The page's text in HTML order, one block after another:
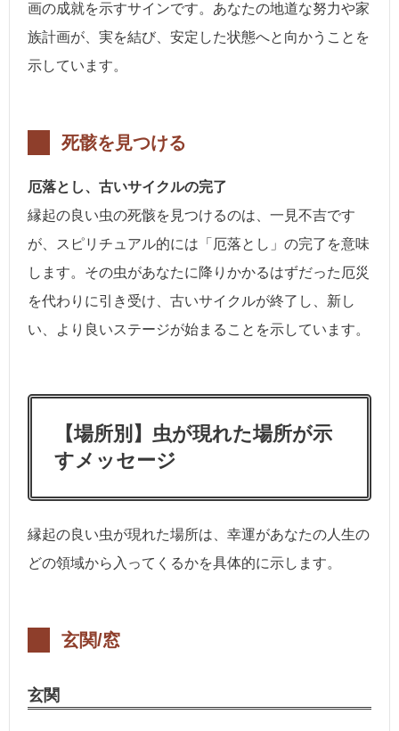
画の成就を示すサインです。あなたの地道な努力や家
族計画が、実を結び、安定した状態へと向かうことを
示しています。
死骸を見つける
厄落とし、古いサイクルの完了
縁起の良い虫の死骸を見つけるのは、一見不吉です
が、スピリチュアル的には「厄落とし」の完了を意味
します。その虫があなたに降りかかるはずだった厄災
を代わりに引き受け、古いサイクルが終了し、新し
い、より良いステージが始まることを示しています。
【場所別】虫が現れた場所が示
すメッセージ
縁起の良い虫が現れた場所は、幸運があなたの人生の
どの領域から入ってくるかを具体的に示します。
玄関/窓
玄関